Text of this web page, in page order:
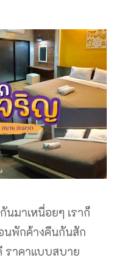
นมาเหนื่อยๆ เราก็
นพักค้างคืนกันสัก
ราคาแบบสบาย